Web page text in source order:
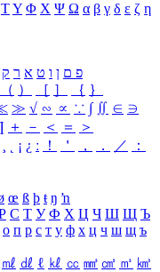
ΤΥ Φ Χ Ψ Ω α β γ δ ε ζ η
פ ם ן ו ט א ר ק
（ ） ［ ］ ｛ ｝
≫ √ ∽ ∝ ∵ ∫ ∬ ∈ ∋
＋ － ＜ ＝
＞
¸ ¡ ¿ ː ！ ＇ ， ． ／
：
œ ß þ ŧ ŋ ŉ
С Т У Ф Х Ц Ч Ш Щ Ъ
о п р с т у ф х ц ч ш щ ъ
㎖ ㎗ ℓ ㎘ ㏄ ㎣ ㎤ ㎥ ㎦